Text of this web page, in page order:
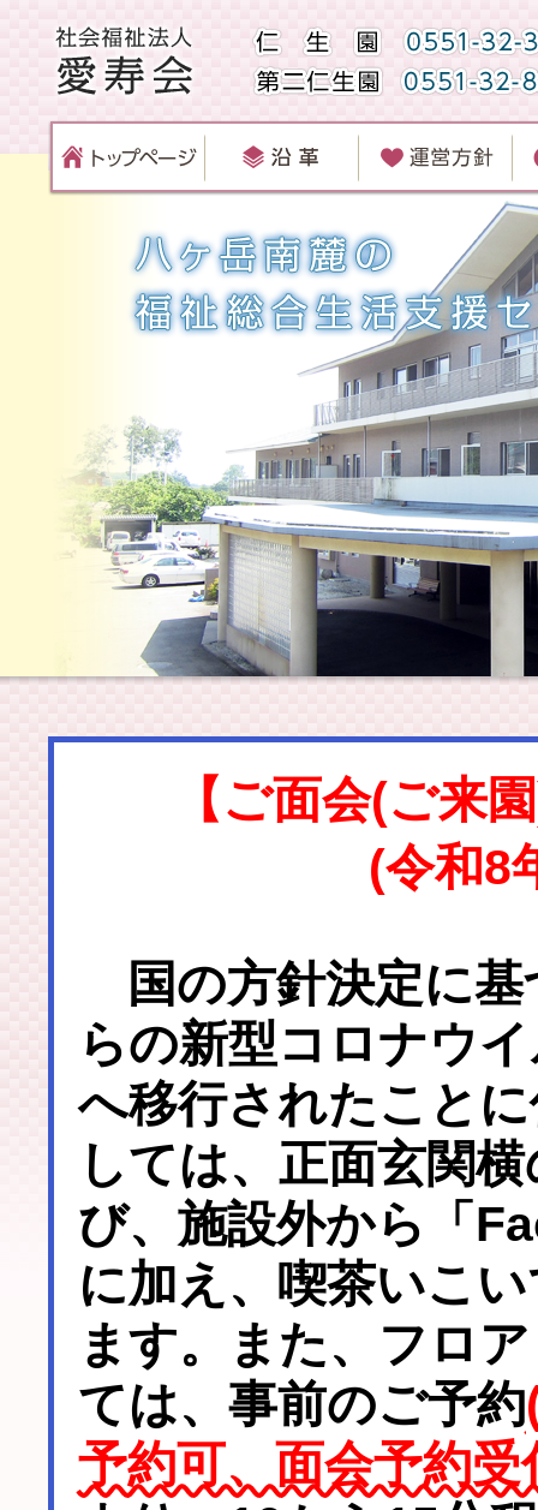
【ご面会(ご来
(令和8
国の方針決定に基
らの新型コロナウ
へ移行されたこと
しては、正面玄関
び、施設外から「
に加え、喫茶いこ
ます。また、フロ
ては、事前のご予約
予約可、面会予約